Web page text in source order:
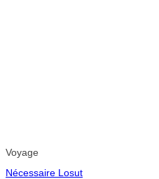
Voyage
Nécessaire Losut